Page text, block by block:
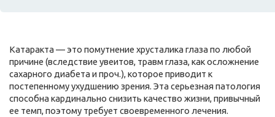
Катаракта — это помутнение хрусталика глаза по любой
причине (вследствие увеитов, травм глаза, как осложнение
сахарного диабета и проч.), которое приводит к
постепенному ухудшению зрения. Эта серьезная патология
способна кардинально снизить качество жизни, привычный
ее темп, поэтому требует своевременного лечения.